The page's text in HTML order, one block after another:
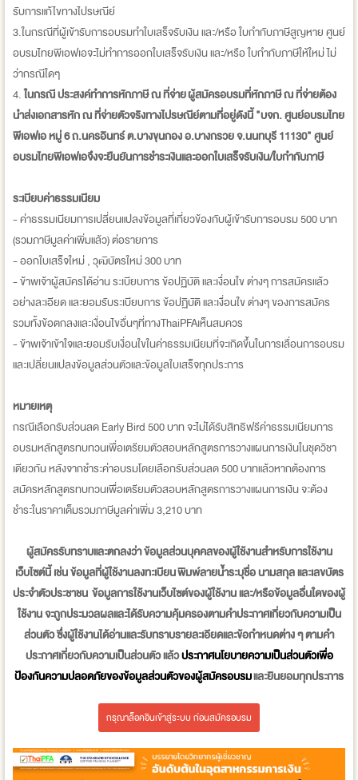
รับการแก้ไขทางไปรษณีย์
3.ในกรณีที่ผู้เข้ารับการอบรมทำใบเสร็จรับเงิน และ/หรือ ใบกำกับภาษีสูญหาย ศูนย์
อบรมไทยพีเอฟเอจะไม่ทำการออกใบเสร็จรับเงิน และ/หรือ ใบกำกับภาษีให้ใหม่ ไม่
ว่ากรณีใดๆ
4.ในกรณี ประสงค์ทำการหักภาษี ณ ที่จ่าย ผู้สมัครอบรมที่หักภาษี ณ ที่จ่ายต้อง
นำส่งเอกสารหัก ณ ที่จ่ายตัวจริงทางไปรษณีย์ตามที่อยู่ดังนี้ "บจก. ศูนย์อบรมไทย
พีเอฟเอ หมู่ 6 ถ.นครอินทร์ ต.บางขุนกอง อ.บางกรวย จ.นนทบุรี 11130" ศูนย์
อบรมไทยพีเอฟเอจึงจะยืนยันการชำระเงินและออกใบเสร็จรับเงิน/ใบกำกับภาษี
ระเบียบค่าธรรมเนียม
- ค่าธรรมเนียมการเปลี่ยนแปลงข้อมูลที่เกี่ยวข้องกับผู้เข้ารับการอบรม 500 บาท
(รวมภาษีมูลค่าเพิ่มแล้ว) ต่อรายการ
- ออกใบเสร็จใหม่ , วุฒิบัตรใหม่ 300 บาท
- ข้าพเจ้าผู้สมัครได้อ่าน ระเบียบการ ข้อปฏิบัติ และเงื่อนใข ต่างๆ การสมัครแล้ว
อย่างละเอียด และยอมรับระเบียบการ ข้อปฏิบัติ และเงื่อนใข ต่างๆ ของการสมัคร
รวมทั้งข้อตกลงและเงื่อนไขอื่นๆที่ทางThaiPFAเห็นสมควร
- ข้าพเจ้าเข้าใจและยอมรับเงื่อนใขในค่าธรรมเนียมที่จะเกิดขึ้นในการเลื่อนการอบรม
และเปลี่ยนแปลงข้อมูลส่วนตัวและข้อมูลใบเสร็จทุกประการ
หมายเหตุ
กรณีเลือกรับส่วนลด Early Bird 500 บาท จะไม่ได้รับสิทธิฟรีค่าธรรมเนียมการ
อบรมหลักสูตรทบทวนเพื่อเตรียมตัวสอบหลักสูตรการวางแผนการเงินในชุดวิชา
เดียวกัน หลังจากชำระค่าอบรมโดยเลือกรับส่วนลด 500 บาทแล้วหากต้องการ
สมัครหลักสูตรทบทวนเพื่อเตรียมตัวสอบหลักสูตรการวางแผนการเงิน จะต้อง
ชำระในราคาเต็มรวมภาษีมูลค่าเพิ่ม 3,210 บาท
ผู้สมัครรับทราบและตกลงว่า ข้อมูลส่วนบุคคลของผู้ใช้งานสำหรับการใช้งาน
เว็บไซต์นี้ เช่น ข้อมูลที่ผู้ใช้งานลงทะเบียน พิมพ์ลายน้ำระบุชื่อ นามสกุล และเลขบัตร
ประจำตัวประชาชน ข้อมูลการใช้งานเว็บไซต์ของผู้ใช้งาน และ/หรือข้อมูลอื่นใดของผู้
ใช้งาน จะถูกประมวลผลและได้รับความคุ้มครองตามคำประกาศเกี่ยวกับความเป็น
ส่วนตัว ซึ่งผู้ใช้งานได้อ่านและรับทราบรายละเอียดและข้อกำหนดต่าง ๆ ตามคำ
ประกาศเกี่ยวกับความเป็นส่วนตัว แล้วประกาศนโยบายความเป็นส่วนตัวเพื่อ
ป้องกันความปลอดภัยของข้อมูลส่วนตัวของผู้สมัครอบรม​และยินยอมทุกประการ
กรุณาล็อคอินเข้าสู่ระบบ ก่อนสมัครอบรม